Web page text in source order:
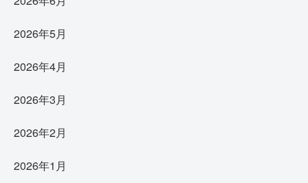
2026年5月
2026年4月
2026年3月
2026年2月
2026年1月